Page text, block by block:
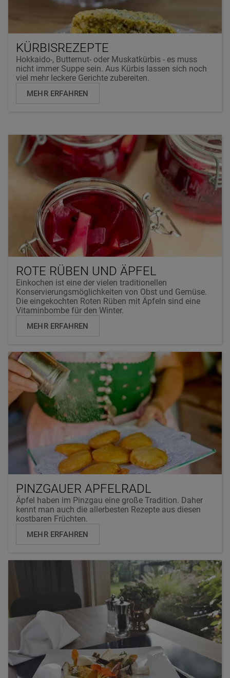
KÜRBISREZEPTE
Hokkaido-, Butternut- oder Muskatkürbis - es muss
nicht immer Suppe sein. Aus Kürbis lassen sich noch
viel mehr leckere Gerichte zubereiten.
MEHR ERFAHREN
ROTE RÜBEN UND ÄPFEL
Einkochen ist eine der vielen traditionellen
Konservierungsmöglichkeiten von Obst und Gemüse.
Die eingekochten Roten Rüben mit Äpfeln sind eine
Vitaminbombe für den Winter.
MEHR ERFAHREN
PINZGAUER APFELRADL
Äpfel haben im Pinzgau eine große Tradition. Daher
kennt man auch die allerbesten Rezepte aus diesen
kostbaren Früchten.
MEHR ERFAHREN